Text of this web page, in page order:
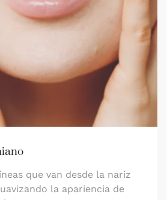
que van desde la nariz
la apariencia de